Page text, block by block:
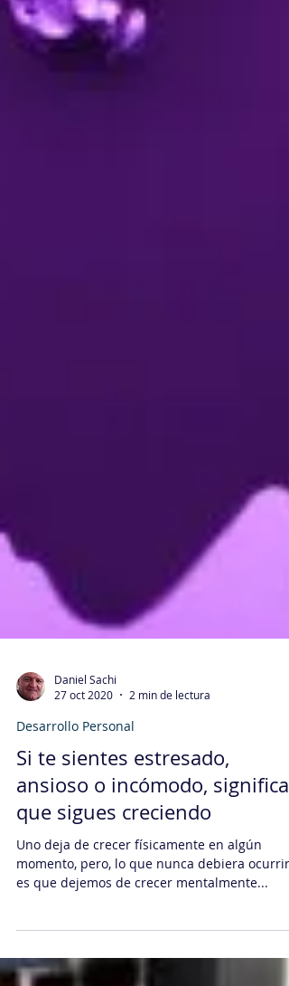
Daniel Sachi
27 oct 2020
2 min de lectura
Desarrollo Personal
Si te sientes estresado,
ansioso o incómodo, significa
Uno deja de crecer físicamente en algún
momento, pero, lo que nunca debiera ocurrir
es que dejemos de crecer mentalmente...